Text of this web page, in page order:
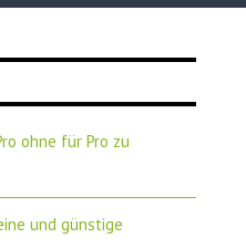
ohne für Pro zu
und günstige